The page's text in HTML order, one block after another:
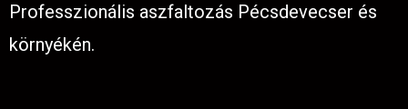
Professzionális aszfaltozás Pécsdevecser és
környékén.